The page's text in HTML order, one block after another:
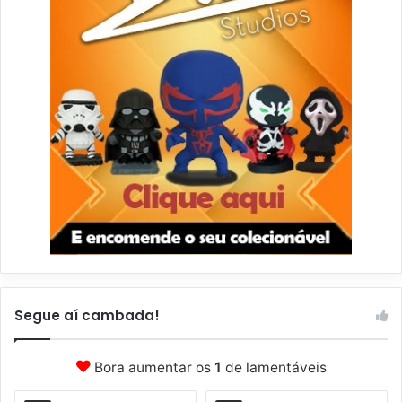
Segue aí cambada!
Bora aumentar os 1 de lamentáveis